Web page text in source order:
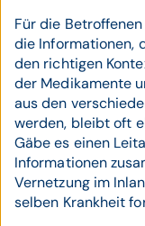
Für die
die Informationen,
den richtigen
der Medikamente
aus den
werden, bleibt oft
Gäbe es einen
Informationen
Vernetzung im
selben Krankheit